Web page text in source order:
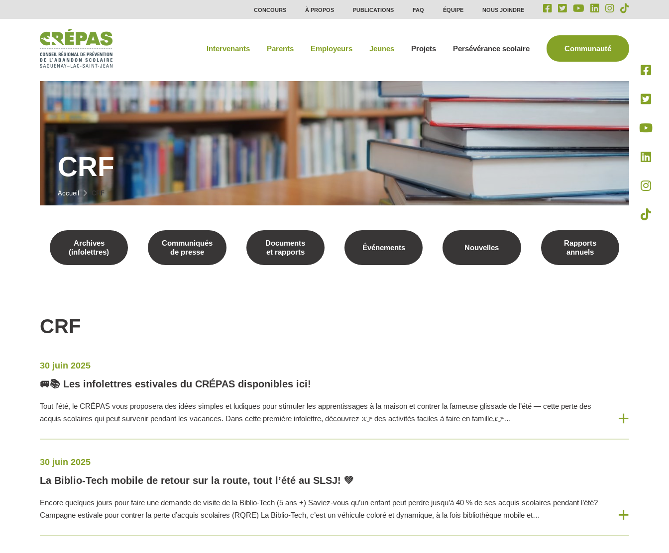
CONCOURS À PROPOS PUBLICATIONS FAQ ÉQUIPE NOUS JOINDRE
Intervenants Parents Employeurs Jeunes Projets Persévérance scolaire Communauté
CRF
Accueil CRF
Archives
(infolettres)
Communiqués
de presse
Documents
et rapports
Événements Nouvelles
Rapports
annuels
CRF
30 juin 2025
🚐📚 Les infolettres estivales du CRÉPAS disponibles ici!
Tout l’été, le CRÉPAS vous proposera des idées simples et ludiques pour stimuler les apprentissages à la maison et contrer la fameuse glissade de l’été — cette perte des
acquis scolaires qui peut survenir pendant les vacances. Dans cette première infolettre, découvrez :👉 des activités faciles à faire en famille,👉…
30 juin 2025
La Biblio-Tech mobile de retour sur la route, tout l’été au SLSJ! 💚
Encore quelques jours pour faire une demande de visite de la Biblio-Tech (5 ans +) Saviez-vous qu’un enfant peut perdre jusqu’à 40 % de ses acquis scolaires pendant l’été?
Campagne estivale pour contrer la perte d’acquis scolaires (RQRE) La Biblio-Tech, c’est un véhicule coloré et dynamique, à la fois bibliothèque mobile et…